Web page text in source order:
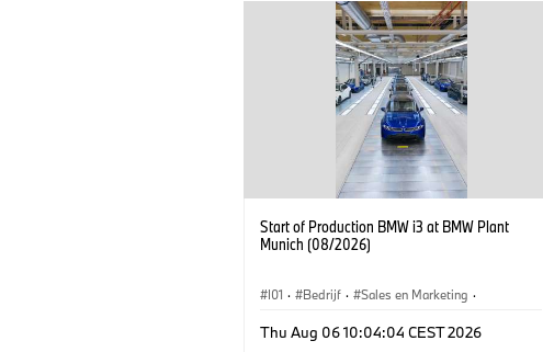
Start of Production BMW i3 at BMW Plant
Munich (08/2026)
I01 · Bedrijf · Sales en Marketing ·
Thu Aug 06 10:04:04 CEST 2026